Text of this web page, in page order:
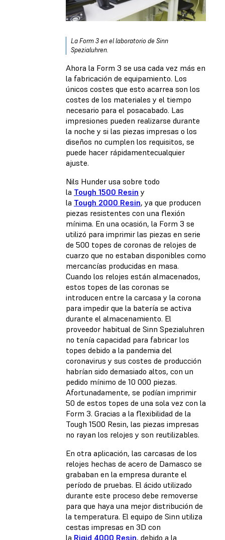
La Form 3 en el laboratorio de Sinn
Spezialuhren.
Ahora la Form 3 se usa cada vez más en
la fabricación de equipamiento. Los
únicos costes que esto acarrea son los
costes de los materiales y el tiempo
necesario para el posacabado. Las
impresiones pueden realizarse durante
la noche y si las piezas impresas o los
diseños no cumplen los requisitos, se
puede hacer rápidamentecualquier
ajuste.
Nils Hunder usa sobre todo
la Tough 1500 Resin y
la Tough 2000 Resin, ya que producen
piezas resistentes con una flexión
mínima. En una ocasión, la Form 3 se
utilizó para imprimir las piezas en serie
de 500 topes de coronas de relojes de
cuarzo que no estaban disponibles como
mercancías producidas en masa.
Cuando los relojes están almacenados,
estos topes de las coronas se
introducen entre la carcasa y la corona
para impedir que la batería se activa
durante el almacenamiento. El
proveedor habitual de Sinn Spezialuhren
no tenía capacidad para fabricar los
topes debido a la pandemia del
coronavirus y sus costes de producción
habrían sido demasiado altos, con un
pedido mínimo de 10 000 piezas.
Afortunadamente, se podían imprimir
50 de estos topes de una sola vez con la
Form 3. Gracias a la flexibilidad de la
Tough 1500 Resin, las piezas impresas
no rayan los relojes y son reutilizables.
En otra aplicación, las carcasas de los
relojes hechas de acero de Damasco se
grababan en la empresa durante el
período de pruebas. El ácido utilizado
durante este proceso debe removerse
para que haya una mejor distribución de
la temperatura. El equipo de Sinn utiliza
cestas impresas en 3D con
la Rigid 4000 Resin, debido a la